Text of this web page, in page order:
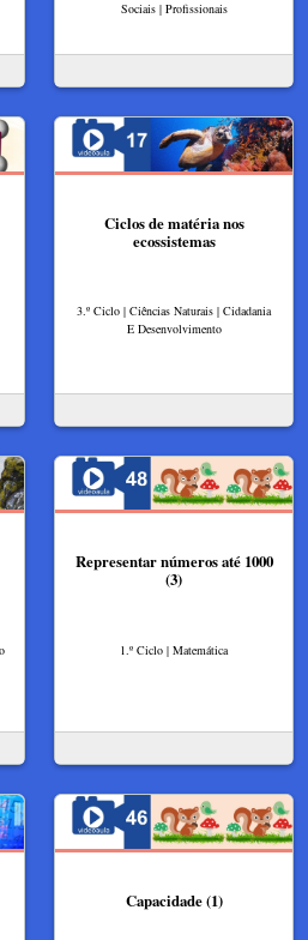
Sociais | Profissionais
Ciclos de matéria nos
ecossistemas
3.º Ciclo | Ciências Naturais | Cidadania
E Desenvolvimento
Representar números até 1000
(3)
1.º Ciclo | Matemática
Capacidade (1)